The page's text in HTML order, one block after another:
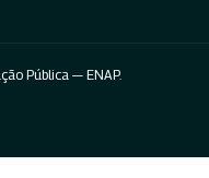
Pública — ENAP.